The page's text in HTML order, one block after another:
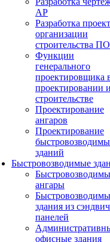
АР
Разработка
организации
строительства
Функции
генерального
проектировщика
проектировании
строительстве
Проектирование
ангаров
Проектирование
зданий
Быстровозводимые
ангары
здания из сэндвич
панелей
офисные здания